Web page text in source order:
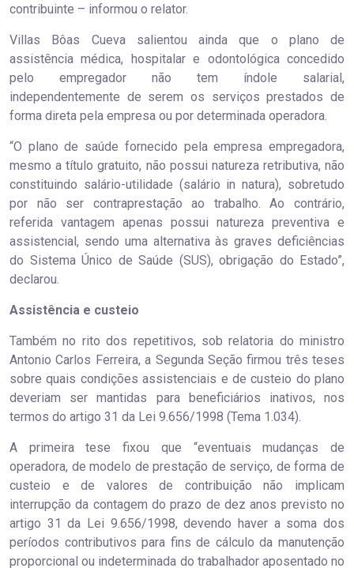
contribuinte – informou o relator.
Villas Bôas Cueva salientou ainda que o plano de
assistência médica, hospitalar e odontológica concedido
pelo empregador não tem índole salarial,
independentemente de serem os serviços prestados de
forma direta pela empresa ou por determinada operadora.
“O plano de saúde fornecido pela empresa empregadora,
mesmo a título gratuito, não possui natureza retributiva, não
constituindo salário-utilidade (salário in natura), sobretudo
por não ser contraprestação ao trabalho. Ao contrário,
referida vantagem apenas possui natureza preventiva e
assistencial, sendo uma alternativa às graves deficiências
do Sistema Único de Saúde (SUS), obrigação do Estado”,
declarou.
Assistência e c​usteio
Também no rito dos repetitivos, sob relatoria do ministro
Antonio Carlos Ferreira, a Segunda Seção firmou três teses
sobre quais condições assistenciais e de custeio do plano
deveriam ser mantidas para beneficiários inativos, nos
termos do artigo 31 da Lei 9.656/1998 (Tema 1.034).
A primeira tese fixou que “eventuais mudanças de
operadora, de modelo de prestação de serviço, de forma de
custeio e de valores de contribuição não implicam
interrupção da contagem do prazo de dez anos previsto no
artigo 31 da Lei 9.656/1998, devendo haver a soma dos
períodos contributivos para fins de cálculo da manutenção
proporcional ou indeterminada do trabalhador aposentado no